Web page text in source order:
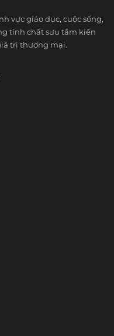
vực giáo dục, cuộc sống,
tính chất sưu tầm kiến
trị thương mại.